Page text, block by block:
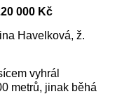
000 Kč
Havelková, ž.
vyhrál
metrů, jinak běhá